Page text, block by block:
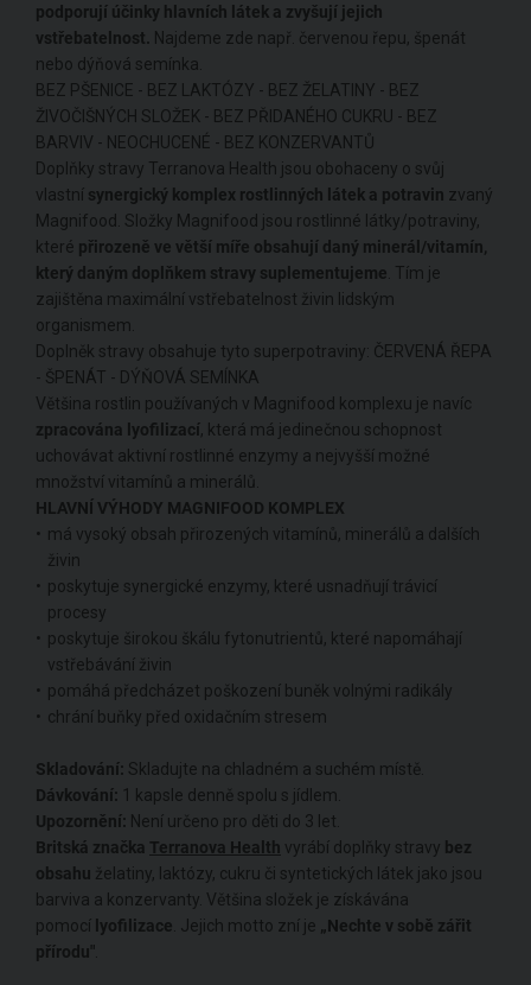
podporují účinky hlavních látek a zvyšují jejich
vstřebatelnost. Najdeme zde např. červenou řepu, špenát
nebo dýňová semínka.
BEZ PŠENICE - BEZ LAKTÓZY - BEZ ŽELATINY - BEZ
ŽIVOČIŠNÝCH SLOŽEK - BEZ PŘIDANÉHO CUKRU - BEZ
BARVIV - NEOCHUCENÉ - BEZ KONZERVANTŮ
Doplňky stravy Terranova Health jsou obohaceny o svůj
vlastní synergický komplex rostlinných látek a potravin zvaný
Magnifood. Složky Magnifood jsou rostlinné látky/potraviny,
které přirozeně ve větší míře obsahují daný minerál/vitamín,
který daným doplňkem stravy suplementujeme . Tím je
zajištěna maximální vstřebatelnost živin lidským
organismem.
Doplněk stravy obsahuje tyto superpotraviny: ČERVENÁ ŘEPA
- ŠPENÁT - DÝŇOVÁ SEMÍNKA
Většina rostlin používaných v Magnifood komplexu je navíc
zpracována lyofilizací, která má jedinečnou schopnost
uchovávat aktivní rostlinné enzymy a nejvyšší možné
množství vitamínů a minerálů.
HLAVNÍ VÝHODY MAGNIFOOD KOMPLEX
má vysoký obsah přirozených vitamínů, minerálů a dalších
živin
poskytuje synergické enzymy, které usnadňují trávicí
procesy
poskytuje širokou škálu fytonutrientů, které napomáhají
vstřebávání živin
pomáhá předcházet poškození buněk volnými radikály
chrání buňky před oxidačním stresem
Skladování: Skladujte na chladném a suchém místě.
Dávkování: 1 kapsle denně spolu s jídlem.
Upozornění: Není určeno pro děti do 3 let.
Britská značka Terranova Health vyrábí doplňky stravy bez
obsahu želatiny, laktózy, cukru či syntetických látek jako jsou
barviva a konzervanty. Většina složek je získávána
pomocí lyofilizace . Jejich motto zní je „Nechte v sobě zářit
přírodu"